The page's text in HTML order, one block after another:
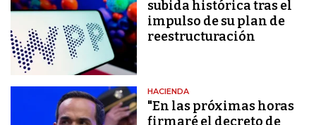
subida histórica tras el
impulso de su plan de
reestructuración
HACIENDA
"En las próximas horas
firmaré el decreto de